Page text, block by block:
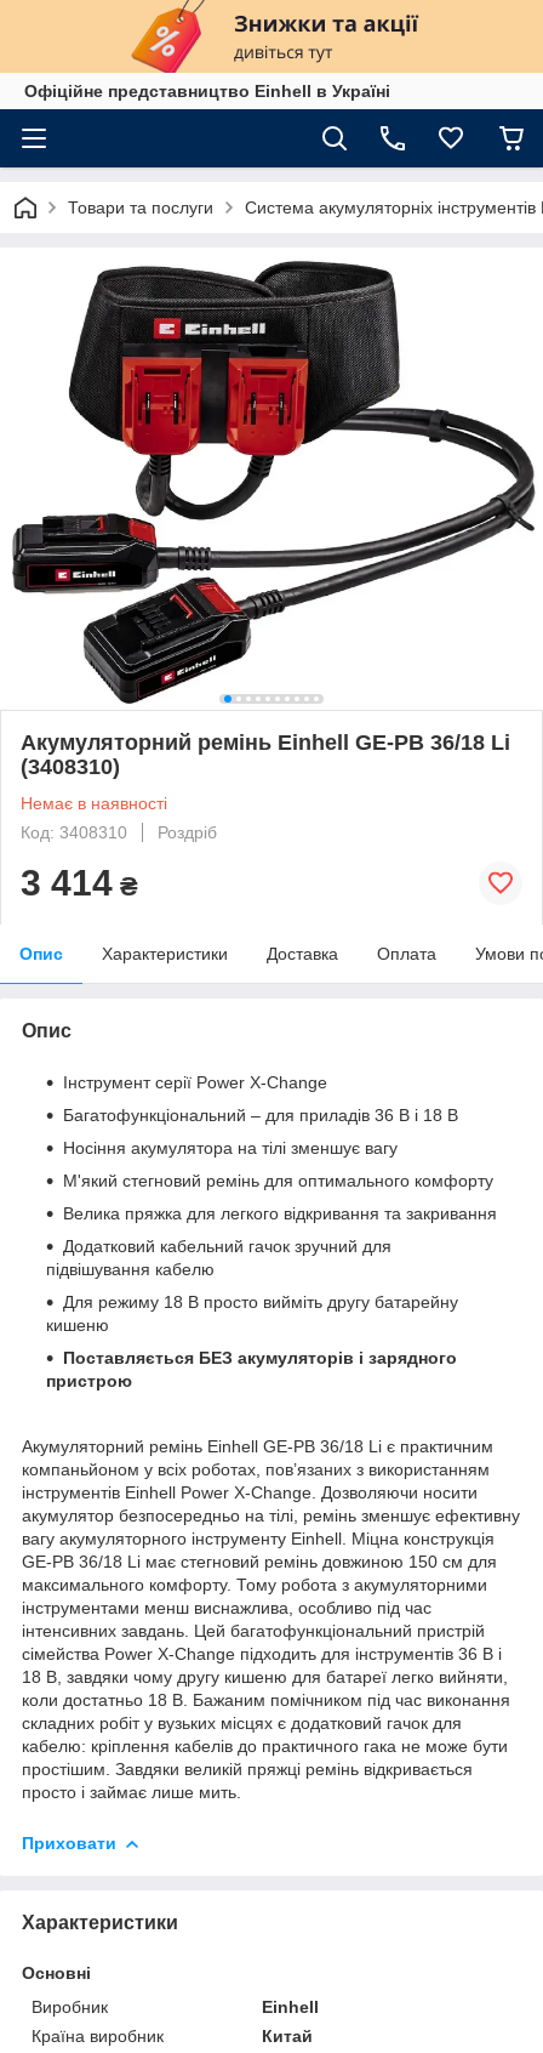
Офіційне представництво Einhell в Україні
Товари та послуги Система акумуляторніх
Акумуляторний ремінь Einhell GE-PB 36/18 Li
(3408310)
Немає в наявності
Код: 3408310
Роздріб
3 414 ₴
Опис Характеристики Доставка Оплата Умови
Опис
Інструмент серії Power X-Change
Багатофункціональний – для приладів 36 В і 18 В
Носіння акумулятора на тілі зменшує вагу
М'який стегновий ремінь для оптимального комфорту
Велика пряжка для легкого відкривання та закривання
Додатковий кабельний гачок зручний для
підвішування кабелю
Для режиму 18 В просто вийміть другу батарейну
кишеню
Поставляється БЕЗ акумуляторів і зарядного
пристрою
Акумуляторний ремінь Einhell GE-PB 36/18 Li є практичним
компаньйоном у всіх роботах, пов’язаних з використанням
інструментів Einhell Power X-Change. Дозволяючи носити
акумулятор безпосередньо на тілі, ремінь зменшує ефективну
вагу акумуляторного інструменту Einhell. Міцна конструкція
GE-PB 36/18 Li має стегновий ремінь довжиною 150 см для
максимального комфорту. Тому робота з акумуляторними
інструментами менш виснажлива, особливо під час
інтенсивних завдань. Цей багатофункціональний пристрій
сімейства Power X-Change підходить для інструментів 36 В і
18 В, завдяки чому другу кишеню для батареї легко вийняти,
коли достатньо 18 В. Бажаним помічником під час виконання
складних робіт у вузьких місцях є додатковий гачок для
кабелю: кріплення кабелів до практичного гака не може бути
простішим. Завдяки великій пряжці ремінь відкривається
просто і займає лише мить.
Приховати
Характеристики
Основні
Виробник
Einhell
Країна виробник
Китай